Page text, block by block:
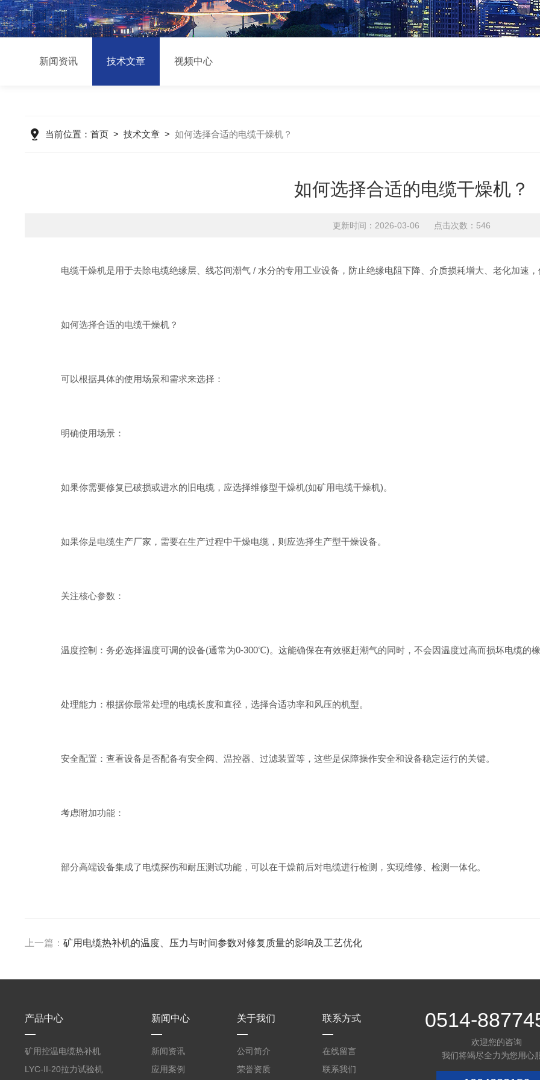
新闻资讯 技术文章 视频中心
当前位置： 首页> 技术文章> 如何选择合适的电缆干燥机？
如何选择合适的电缆干燥机？
更新时间：2026-03-06 点击次数：546
电缆干燥机是用于去除电缆绝缘层、线芯间潮气 / 水分的专用工业设备，防止绝缘电阻下降、介质损耗增大、老化加速，
如何选择合适的电缆干燥机？
可以根据具体的使用场景和需求来选择：
明确使用场景：
如果你需要修复已破损或进水的旧电缆，应选择维修型干燥机(如矿用电缆干燥机)。
如果你是电缆生产厂家，需要在生产过程中干燥电缆，则应选择生产型干燥设备。
关注核心参数：
温度控制：务必选择温度可调的设备(通常为0-300℃)。这能确保在有效驱赶潮气的同时，不会因温度过高而损坏电缆的橡
处理能力：根据你最常处理的电缆长度和直径，选择合适功率和风压的机型。
安全配置：查看设备是否配备有安全阀、温控器、过滤装置等，这些是保障操作安全和设备稳定运行的关键。
考虑附加功能：
部分高端设备集成了电缆探伤和耐压测试功能，可以在干燥前后对电缆进行检测，实现维修、检测一体化。
上一篇： 矿用电缆热补机的温度、压力与时间参数对修复质量的影响及工艺优化
产品中心
矿用控温电缆热补机
LYC-II-20拉力试验机
新闻中心
新闻资讯
应用案例
关于我们
公司简介
荣誉资质
联系方式
在线留言
联系我们
0514-
欢迎您的咨询
我们将竭尽全力为您用心